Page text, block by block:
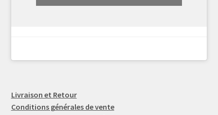
Livraison et Retour
Conditions générales de vente